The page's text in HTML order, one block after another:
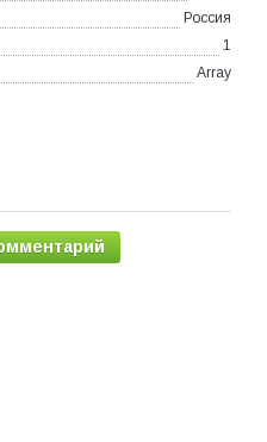
Россия
1
Array